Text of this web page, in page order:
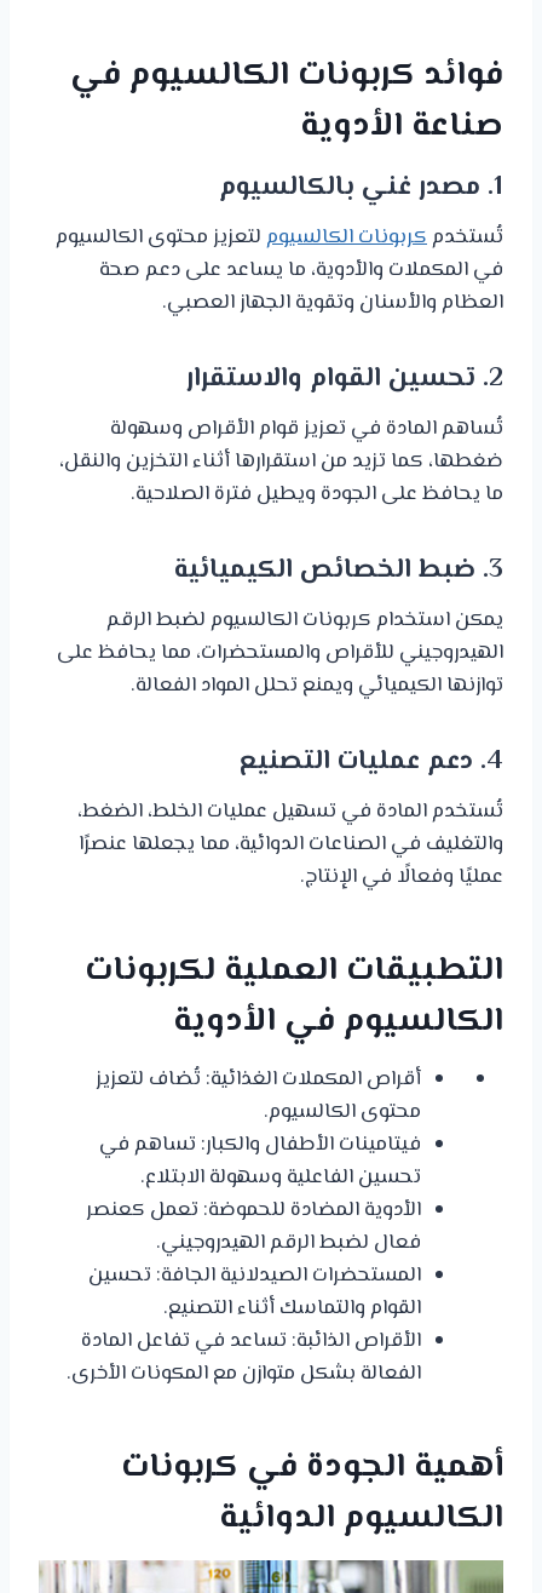
فوائد كربونات الكالسيوم في
صناعة الأدوية
1. مصدر غني بالكالسيوم
تُستخدمكربونات الكالسيوم لتعزيز محتوى الكالسيوم
في المكملات والأدوية، ما يساعد على دعم صحة
العظام والأسنان وتقوية الجهاز العصبي.
2. تحسين القوام والاستقرار
تُساهم المادة في تعزيز قوام الأقراص وسهولة
ضغطها، كما تزيد من استقرارها أثناء التخزين والنقل،
ما يحافظ على الجودة ويطيل فترة الصلاحية.
3. ضبط الخصائص الكيميائية
يمكن استخدام كربونات الكالسيوم لضبط الرقم
الهيدروجيني للأقراص والمستحضرات، مما يحافظ على
توازنها الكيميائي ويمنع تحلل المواد الفعالة.
4. دعم عمليات التصنيع
تُستخدم المادة في تسهيل عمليات الخلط، الضغط،
والتغليف في الصناعات الدوائية، مما يجعلها عنصرًا
عمليًا وفعالًا في الإنتاج.
التطبيقات العملية لكربونات
الكالسيوم في الأدوية
أقراص المكملات الغذائية: تُضاف لتعزيز
محتوى الكالسيوم.
فيتامينات الأطفال والكبار: تساهم في
تحسين الفاعلية وسهولة الابتلاع.
الأدوية المضادة للحموضة: تعمل كعنصر
فعال لضبط الرقم الهيدروجيني.
المستحضرات الصيدلانية الجافة: تحسين
القوام والتماسك أثناء التصنيع.
الأقراص الذائبة: تساعد في تفاعل المادة
الفعالة بشكل متوازن مع المكونات الأخرى.
أهمية الجودة في كربونات
الكالسيوم الدوائية